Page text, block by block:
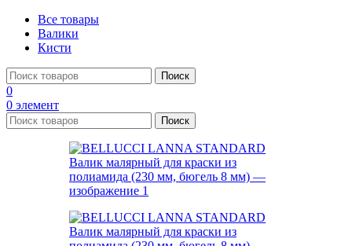
Все товары
Валики
Кисти
Поиск
0
0 элемент
Поиск